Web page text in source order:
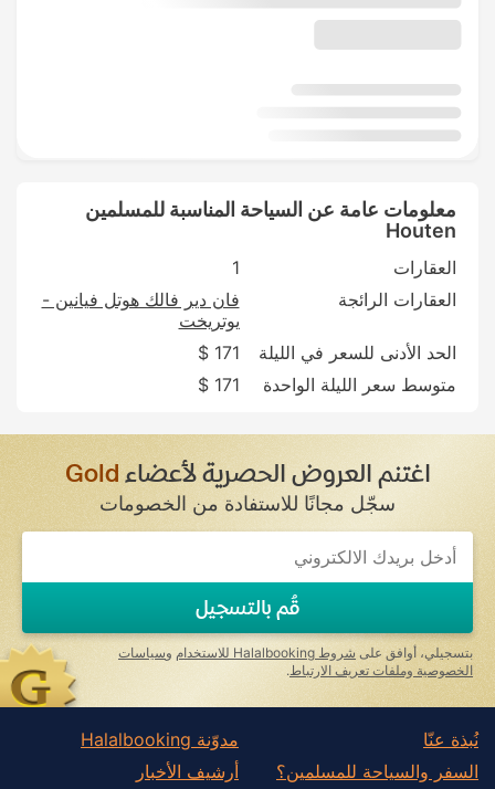
معلومات عامة عن السياحة المناسبة للمسلمين
Houten
العقارات
1
العقارات الرائجة
فان دير فالك هوتل فيانين -
يوتريخت
الحد الأدنى للسعر في الليلة
171 $
متوسط سعر الليلة الواحدة
171 $
اغتنم العروض الحصرية لأعضاءGold
سجّل مجانًا للاستفادة من الخصومات
If
you
ignore
this
field
قُم بالتسجيل
بتسجيلي، أوافق على شروط Halalbooking للاستخدام وسياسات
الخصوصية وملفات تعريف الارتباط .
نُبذة عنّا
السفر والسياحة للمسلمين؟
مدوّنة Halalbooking
أرشيف الأخبار